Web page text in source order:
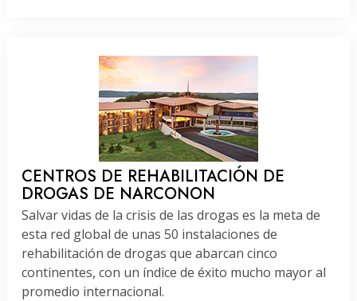
CENTROS DE REHABILITACIÓN DE
DROGAS DE NARCONON
Salvar vidas de la crisis de las drogas es la meta de
esta red global de unas 50 instalaciones de
rehabilitación de drogas que abarcan cinco
continentes, con un índice de éxito mucho mayor al
promedio internacional.